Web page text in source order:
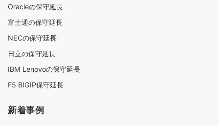
Oracleの保守延長
富士通の保守延長
NECの保守延長
日立の保守延長
IBM Lenovoの保守延長
F5 BIGIP保守延長
新着事例